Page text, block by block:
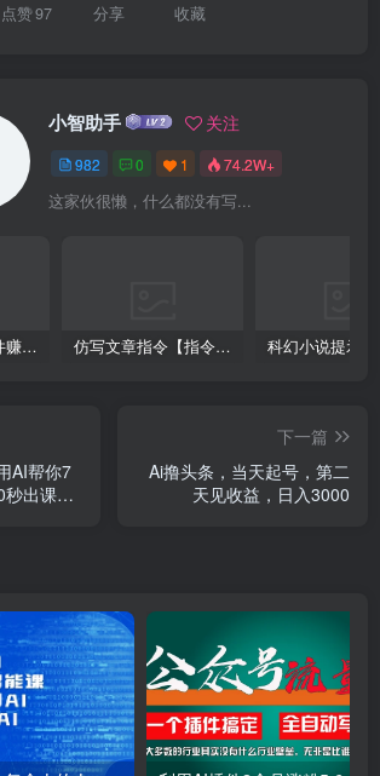
点赞97 分享 收藏
小智助手 关注
982 0 1 74.2W+
这家伙很懒，什么都没有写...
利用短视频卖软件赚钱，新手小白轻松月入10000+！ 仿写文章指令【指令+教程】
AI帮你7
秒出课
下一篇
Ai撸头条，当天起号，第二
天见收益，日入3000